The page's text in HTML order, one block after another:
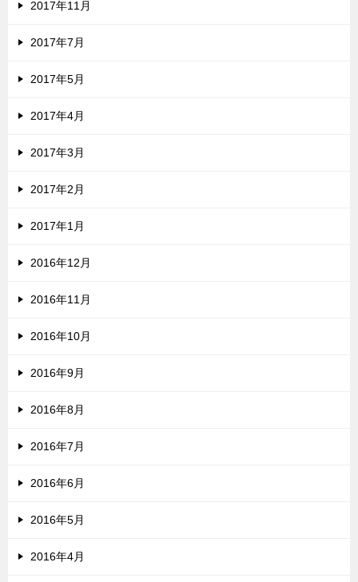
2017年11月
2017年7月
2017年5月
2017年4月
2017年3月
2017年2月
2017年1月
2016年12月
2016年11月
2016年10月
2016年9月
2016年8月
2016年7月
2016年6月
2016年5月
2016年4月